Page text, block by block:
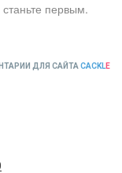
первым.
ДЛЯ САЙТА CACKLE